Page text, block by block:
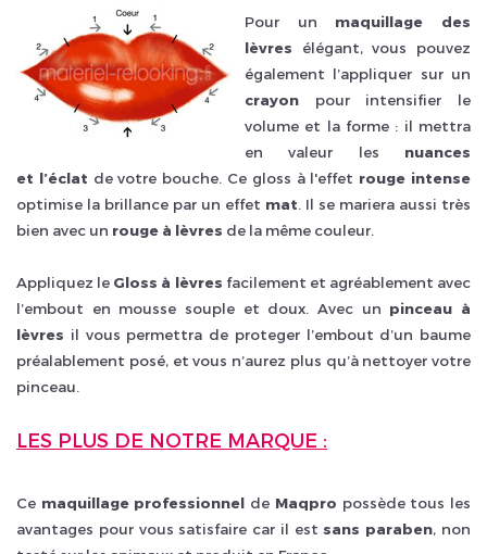
Pour un maquillage des
lèvres élégant, vous pouvez
également l’appliquer sur un
crayon pour intensifier le
volume et la forme : il mettra
en valeur les nuances
et l’éclat de votre bouche. Ce gloss à l'effet rouge intense
optimise la brillance par un effet mat. Il se mariera aussi très
bien avec un rouge à lèvres de la même couleur.
Appliquez le Gloss à lèvres facilement et agréablement avec
l’embout en mousse souple et doux. Avec un pinceau à
lèvres il vous permettra de proteger l’embout d’un baume
préalablement posé, et vous n’aurez plus qu’à nettoyer votre
pinceau.
LES PLUS DE NOTRE MARQUE :
Ce maquillage professionnel de Maqpro possède tous les
avantages pour vous satisfaire car il estsans paraben, non